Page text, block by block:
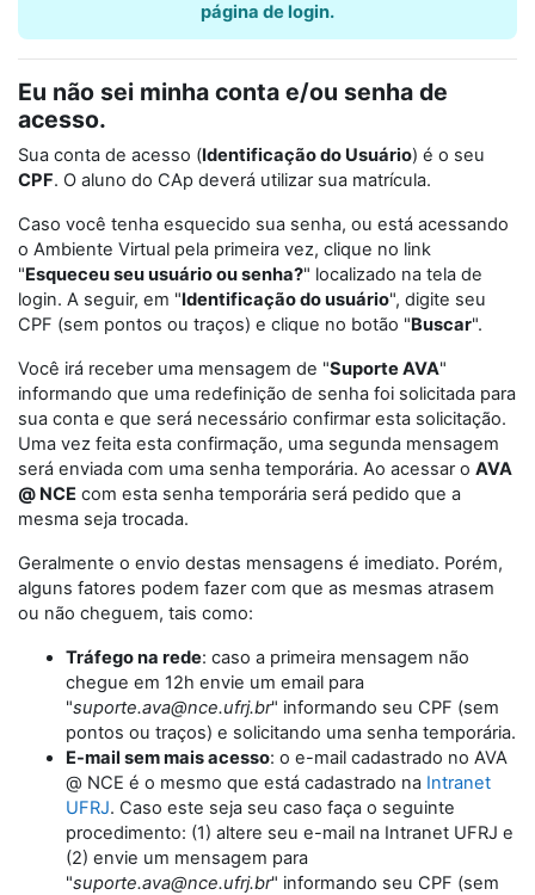
página de login.
Eu não sei minha conta e/ou senha de
acesso.
Sua conta de acesso (Identificação do Usuário) é o seu
CPF. O aluno do CAp deverá utilizar sua matrícula.
Caso você tenha esquecido sua senha, ou está acessando
o Ambiente Virtual pela primeira vez, clique no link
"Esqueceu seu usuário ou senha?" localizado na tela de
login. A seguir, em "Identificação do usuário", digite seu
CPF (sem pontos ou traços) e clique no botão "Buscar".
Você irá receber uma mensagem de "Suporte AVA"
informando que uma redefinição de senha foi solicitada para
sua conta e que será necessário confirmar esta solicitação.
Uma vez feita esta confirmação, uma segunda mensagem
será enviada com uma senha temporária. Ao acessar o AVA
@ NCE com esta senha temporária será pedido que a
mesma seja trocada.
Geralmente o envio destas mensagens é imediato. Porém,
alguns fatores podem fazer com que as mesmas atrasem
ou não cheguem, tais como:
Tráfego na rede: caso a primeira mensagem não
chegue em 12h envie um email para
"suporte.ava@nce.ufrj.br" informando seu CPF (sem
pontos ou traços) e solicitando uma senha temporária.
E-mail sem mais acesso: o e-mail cadastrado no AVA
@ NCE é o mesmo que está cadastrado na Intranet
UFRJ. Caso este seja seu caso faça o seguinte
procedimento: (1) altere seu e-mail na Intranet UFRJ e
(2) envie um mensagem para
"suporte.ava@nce.ufrj.br" informando seu CPF (sem